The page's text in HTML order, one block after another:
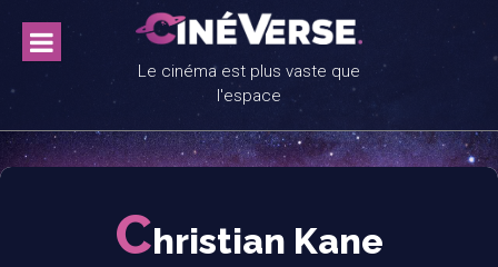
content
Le cinéma est plus vaste que
l'espace
Christian Kane